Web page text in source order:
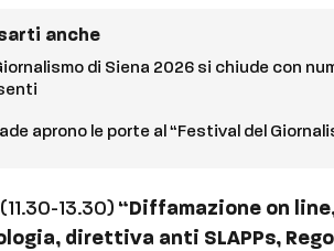
anche
di Siena 2026 si chiude con
aprono le porte al “Festival del
(11.30-13.30)“Diffamazione on
direttiva anti SLAPPs,